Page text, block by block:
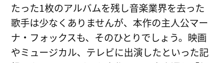
たった1枚のアルバムを残し音楽業界を去った
歌手は少なくありませんが、本作の主人公マー
ナ・フォックスも、そのひとりでしょう。映画
やミュージカル、テレビに出演したといった記